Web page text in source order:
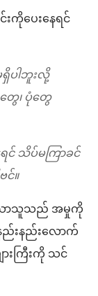
ကိုပေးနေရင်
ပါဘူးလို့
ေ၊ ပုံတွေ
င် သိပ်မကြာခင်
။
ာသူသည် အမှုကို
ည်းနည်းလောက်
းကြီးကို သင်